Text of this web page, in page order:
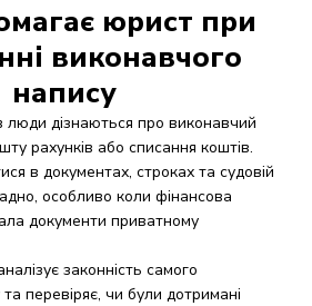
юрист при
виконавчого
напису
люди дізнаються про виконавчий
рахунків або списання коштів.
в документах, строках та судовій
особливо коли фінансова
документи приватному
законність самого
перевіряє, чи були дотримані